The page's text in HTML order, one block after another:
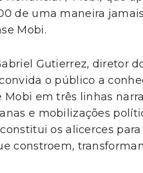
de uma maneira
Mobi.
Gutierrez, diretor
o público a
Mobi em três linhas
e mobilizações
os alicerces
constroem,